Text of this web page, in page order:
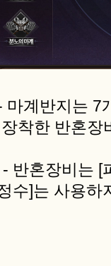
마계반지는 7
착한 반혼장
- 반혼장비는 [
수]는 사용하